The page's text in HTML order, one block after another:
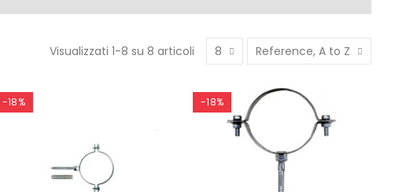
Visualizzati 1-8 su 8 articoli 8 Reference, A to Z
-18% -18%